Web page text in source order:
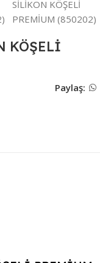
KÖŞELİ
Paylaş: